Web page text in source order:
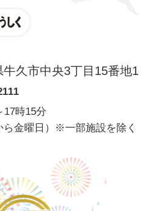
久市中央3丁目15番地1
17時15分
ら金曜日）※一部施設を除く